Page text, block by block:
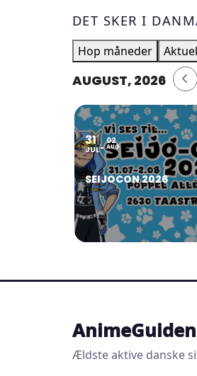
DET SKER I
Hop måneder
AUGUST, 2026
31
JUL
02
AUG
SEIJOCON 2026
AnimeGuiden
Ældste aktive danske